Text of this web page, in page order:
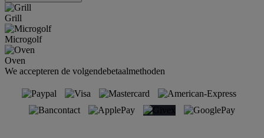
Grill
Microgolf
Oven
We accepteren de volgendebetaalmethoden